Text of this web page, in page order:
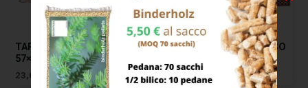
TAPPETO POLO LATEX CM
57×190 ROBERT ROSS
23,00
TAPPETO GEMMA ROSSO
CM 57×230 EMMEVI
23,00